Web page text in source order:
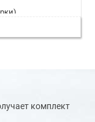
задним ходом
EBD)
полосы
комплект